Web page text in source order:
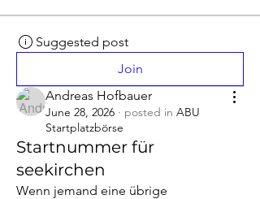
Suggested post
Join
Andreas Hofbauer
June 28, 2026 · posted in ABU
Startplatzbörse
Startnummer für
seekirchen
Wenn jemand eine übrige